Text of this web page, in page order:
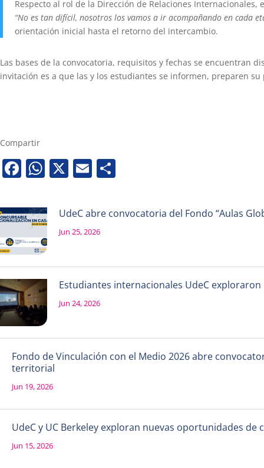
Respecto al rol de la Dirección de Relaciones
“No es tan difícil, nosotros los vamos a ir acompañando en cada
orientación inicial hasta el retorno del intercambio.
Las bases de la convocatoria, requisitos y fechas se encuentran
invitación es a que las y los estudiantes se informen, preparen
Compartir
Facebook
WhatsApp
X Email
UdeC abre convocatoria del Fondo “Aulas
Jun 25, 2026
Estudiantes internacionales UdeC
Jun 24, 2026
Fondo de Vinculación con el Medio 2026 abre
territorial
Jun 19, 2026
UdeC y UC Berkeley exploran nuevas oportunidades de
Jun 15, 2026